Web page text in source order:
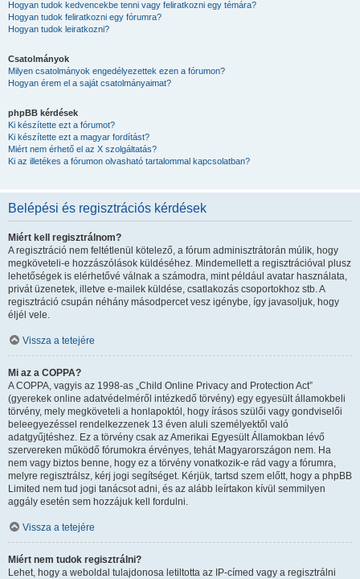
Hogyan tudok kedvencekbe tenni vagy feliratkozni egy témára?
Hogyan tudok feliratkozni egy fórumra?
Hogyan tudok leiratkozni?
Csatolmányok
Milyen csatolmányok engedélyezettek ezen a fórumon?
Hogyan érem el a saját csatolmányaimat?
phpBB kérdések
Ki készítette ezt a fórumot?
Ki készítette ezt a magyar fordítást?
Miért nem érhető el az X szolgáltatás?
Ki az illetékes a fórumon olvasható tartalommal kapcsolatban?
Belépési és regisztrációs kérdések
Miért kell regisztrálnom?
A regisztráció nem feltétlenül kötelező, a fórum adminisztrátorán múlik, hogy
megköveteli-e hozzászólások küldéséhez. Mindemellett a regisztrációval plusz
lehetőségek is elérhetővé válnak a számodra, mint például avatar használata,
privát üzenetek, illetve e-mailek küldése, csatlakozás csoportokhoz stb. A
regisztráció csupán néhány másodpercet vesz igénybe, így javasoljuk, hogy
éljél vele.
Vissza a tetejére
Mi az a COPPA?
A COPPA, vagyis az 1998-as „Child Online Privacy and Protection Act”
(gyerekek online adatvédelméről intézkedő törvény) egy egyesült államokbeli
törvény, mely megköveteli a honlapoktól, hogy írásos szülői vagy gondviselői
beleegyezéssel rendelkezzenek 13 éven aluli személyektől való
adatgyűjtéshez. Ez a törvény csak az Amerikai Egyesült Államokban lévő
szervereken működő fórumokra érvényes, tehát Magyarországon nem. Ha
nem vagy biztos benne, hogy ez a törvény vonatkozik-e rád vagy a fórumra,
melyre regisztrálsz, kérj jogi segítséget. Kérjük, tartsd szem előtt, hogy a phpBB
Limited nem tud jogi tanácsot adni, és az alább leírtakon kívül semmilyen
aggály esetén sem hozzájuk kell fordulni.
Vissza a tetejére
Miért nem tudok regisztrálni?
Lehet, hogy a weboldal tulajdonosa letiltotta az IP-címed vagy a regisztrálni